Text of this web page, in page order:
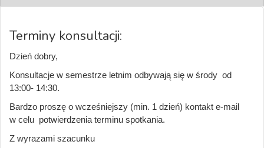
Terminy konsultacji:
Dzień dobry,
Konsultacje w semestrze letnim odbywają się w środy od
13:00- 14:30.
Bardzo proszę o wcześniejszy (min. 1 dzień) kontakt e-mail
w celu potwierdzenia terminu spotkania.
Z wyrazami szacunku